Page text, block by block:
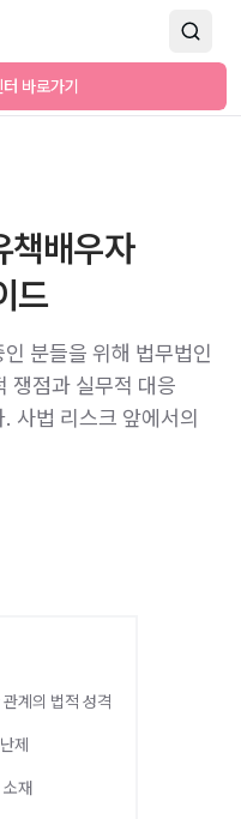
바로가기
책배우자
드
분들을 위해 법무법인
쟁점과 실무적 대응
사법 리스크 앞에서의
계의 법적 성격
제
소재